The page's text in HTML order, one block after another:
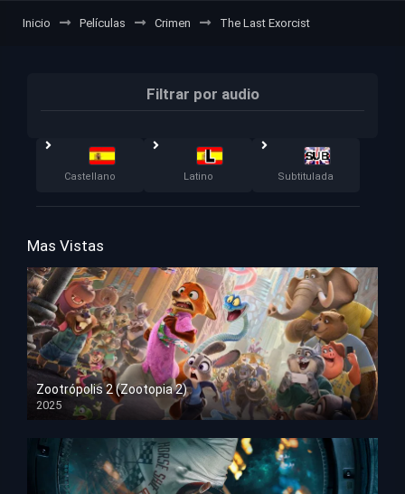
Inicio Películas Crimen The Last Exorcist
Filtrar por audio
Castellano Latino Subtitulada
Mas Vistas
Zootrópolis 2 (Zootopia 2)
2025
HD 1080p